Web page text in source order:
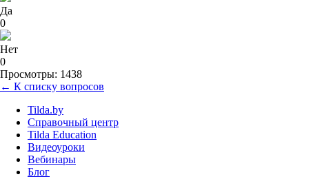
Да
0
Нет
0
Просмотры: 1438
← К списку вопросов
Tilda.by
Справочный центр
Tilda Education
Видеоуроки
Вебинары
Блог